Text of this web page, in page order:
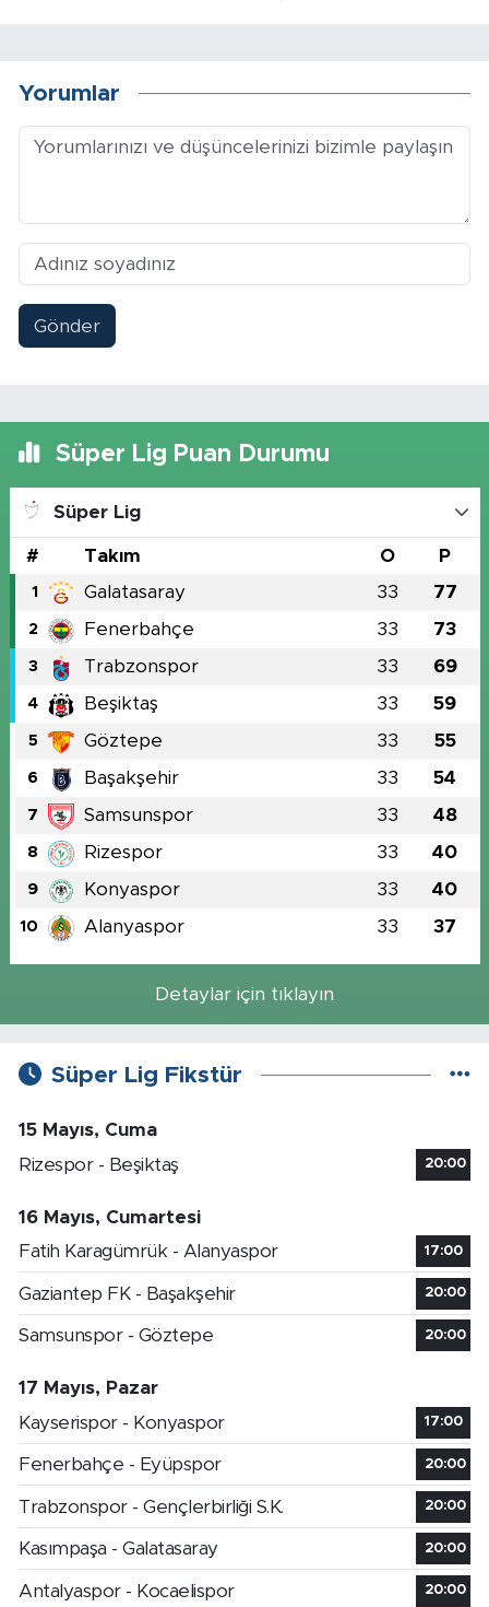
Yorumlar
Gönder
Süper Lig Puan Durumu
Süper Lig
# Takım O P
1 Galatasaray 33 77
2 Fenerbahçe 33 73
3 Trabzonspor 33 69
4 Beşiktaş 33 59
5 Göztepe 33 55
6 Başakşehir 33 54
7 Samsunspor 33 48
8 Rizespor 33 40
9 Konyaspor 33 40
10 Alanyaspor 33 37
Detaylar için tıklayın
Süper Lig Fikstür
15 Mayıs, Cuma
Rizespor - Beşiktaş
20:00
16 Mayıs, Cumartesi
Fatih Karagümrük - Alanyaspor
17:00
Gaziantep FK - Başakşehir 20:00
Samsunspor - Göztepe 20:00
17 Mayıs, Pazar
Kayserispor - Konyaspor
17:00
Fenerbahçe - Eyüpspor 20:00
Trabzonspor - Gençlerbirliği S.K. 20:00
Kasımpaşa - Galatasaray 20:00
Antalyaspor - Kocaelispor 20:00